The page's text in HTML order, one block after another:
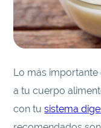
Lo más
a tu cuerpo
con tusistema